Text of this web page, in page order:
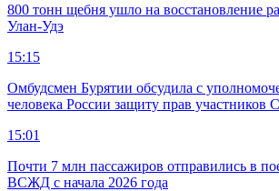
800 тонн щебня ушло на восстановление
Улан-Удэ
15:15
Омбудсмен Бурятии обсудила с
человека России защиту прав участников
15:01
Почти 7 млн пассажиров отправились в
ВСЖД с начала 2026 года